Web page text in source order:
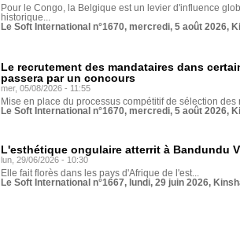
Pour le Congo, la Belgique est un levier d'influence
historique...
Le Soft International n°1670, mercredi, 5 août 2026,
Le recrutement des mandataires dans
passera par un concours
mer, 05/08/2026 - 11:55
Mise en place du processus compétitif de sélection
Le Soft International n°1670, mercredi, 5 août 2026,
L'esthétique ongulaire atterrit à Bandundu
lun, 29/06/2026 - 10:30
Elle fait florès dans les pays d'Afrique de l'est...
Le Soft International n°1667, lundi, 29 juin 2026,